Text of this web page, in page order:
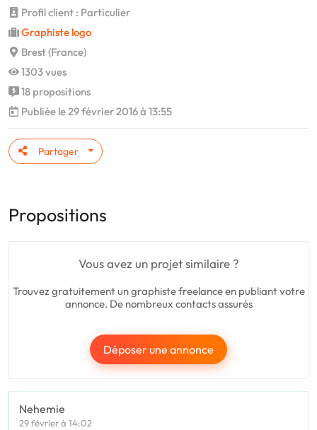
Profil client : Particulier
Graphiste logo
Brest (France)
1303 vues
18 propositions
Publiée le 29 février 2016 à 13:55
Partager
Propositions
Vous avez un projet similaire ?
Trouvez gratuitement un graphiste freelance en publiant votre
annonce. De nombreux contacts assurés
Déposer une annonce
Nehemie
29 février à 14:02